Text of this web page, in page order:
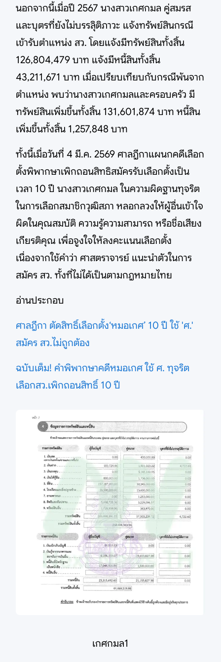
นอกจากนี้เมื่อปี 2567 นางสาวเกศกมล คู่สมรส
และบุตรที่ยังไม่บรรลุิติภาวะ แจ้งทรัพย์สินกรณี
เข้ารับตำแหน่ง สว. โดยแจ้งมีทรัพย์สินทั้งสิ้น
126,804,479 บาท แจ้งมีหนี้สินทั้งสิ้น
43,211,671 บาท เมื่อเปรียบเทียบกับกรณีพ้นจาก
ตำแหน่ง พบว่านางสาวเกศกมลและครอบครัว มี
ทรัพย์สินเพิ่มขึ้นทั้งสิ้น 131,601,874 บาท หนี้สิน
เพิ่มขึ้นทั้งสิ้น 1,257,848 บาท
ทั้งนี้เมื่อวันที่ 4 มี.ค. 2569 ศาลฎีกาแผนกคดีเลือก
ตั้งพิพากษาเพิกถอนสิทธิสมัครรับเลือกตั้งเป็น
เวลา 10 ปี นางสาวเกศกมล ในความผิดฐานทุจริต
ในการเลือกสมาชิกวุฒิสภา หลอกลวงให้ผู้อื่นเข้าใจ
ผิดในคุณสมบัติ ความรู้ความสามารถ หรือชื่อเสียง
เกียรติคุณ เพื่อจูงใจให้ลงคะแนนเลือกตั้ง
เนื่องจากใช้คำว่า ศาสตราจารย์ แนะนำตัวในการ
สมัคร สว. ทั้งที่ไม่ได้เป็นตามกฎหมายไทย
อ่านประกอบ
ศาลฎีกา ตัดสิทธิ์เลือกตั้ง‘หมอเกศ’ 10 ปี ใช้ 'ศ.'
สมัคร สว.ไม่ถูกต้อง
ฉบับเต็ม! คำพิพากษาคดีหมอเกศ ใช้ ศ. ทุจริต
เลือกสว.เพิกถอนสิทธิ์ 10 ปี
เกศกมล1